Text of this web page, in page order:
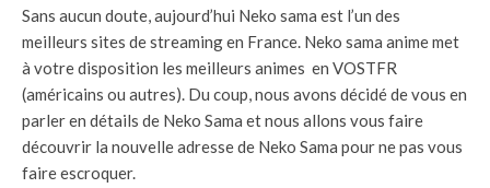
Sans aucun doute, aujourd’hui Neko sama est l’un des
meilleurs sites de streaming en France. Neko sama anime met
à votre disposition les meilleurs animes en VOSTFR
(américains ou autres). Du coup, nous avons décidé de vous en
parler en détails de Neko Sama et nous allons vous faire
découvrir la nouvelle adresse de Neko Sama pour ne pas vous
faire escroquer.